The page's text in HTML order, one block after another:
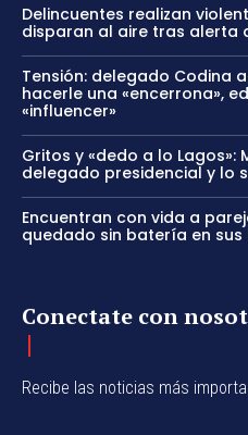
Delincuentes realizan
disparan al aire tras alerta
Tensión: delegado Codina
hacerle una «encerrona»,
«influencer»
Gritos y «dedo a lo
delegado presidencial y lo
Encuentran con vida a
quedado sin batería en
Conectate con
Recibe las noticias más